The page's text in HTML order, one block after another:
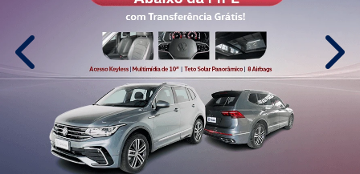
templates.template-